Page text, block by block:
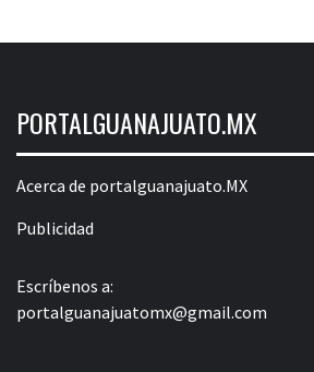
PORTALGUANAJUATO.MX
Acerca de portalguanajuato.MX
Publicidad
Escríbenos a:
portalguanajuatomx@gmail.com